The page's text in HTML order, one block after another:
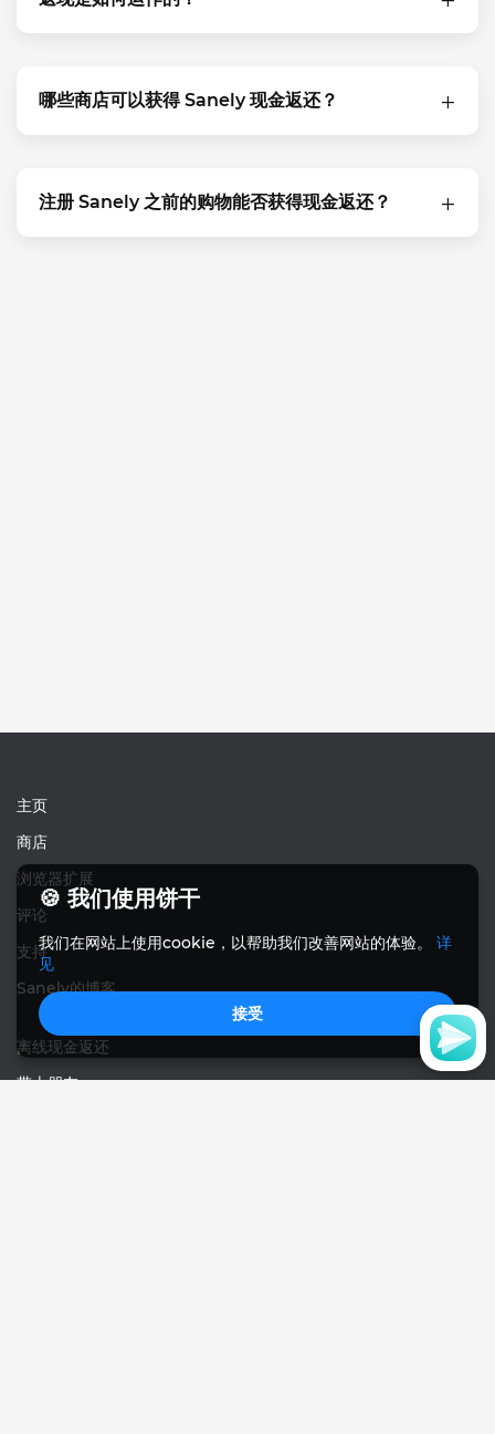
哪些商店可以获得 Sanely 现金返还？
注册 Sanely 之前的购物能否获得现金返还？
主页
商店
浏览器扩展
评论
支持
Sanely的博客
离线现金返还
带上朋友
🍪 我们使用饼干
我们在网站上使用cookie，以帮助我们改善网站的体验。 详
见
接受